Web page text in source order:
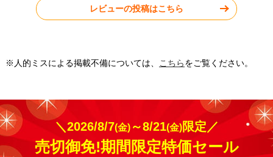
工事実績をもっと見る
レビューの投稿はこちら
※人的ミスによる掲載不備については、 こちらをご覧ください。
＼2026/8/7(金)～8/21(金)限定／
売切御免!期間限定特価セール